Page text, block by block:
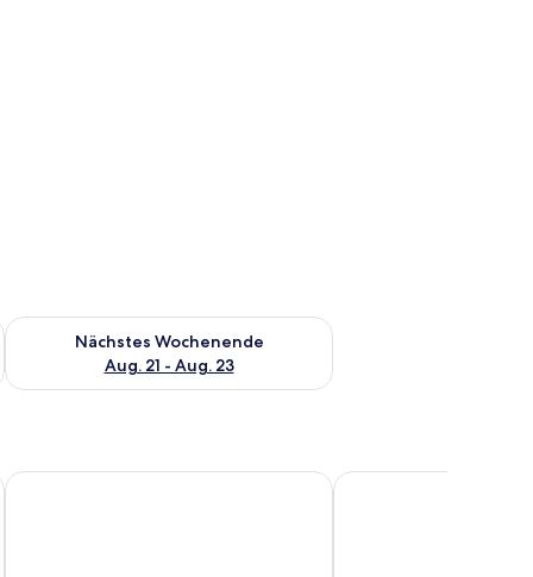
Aug. 14 - Aug. 16.
Nächstes Wochenende
Aug. 21 - Aug. 23
Überprüfe die Verfügbarkeit für nächstes Wochenende, Aug.
Apartment Nena Apartments Lončar